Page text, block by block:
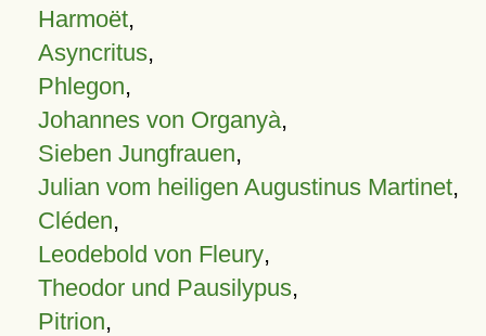
Harmoët,
Asyncritus,
Phlegon,
Johannes von Organyà,
Sieben Jungfrauen,
Julian vom heiligen Augustinus Martinet,
Cléden,
Leodebold von Fleury,
Theodor und Pausilypus,
Pitrion,